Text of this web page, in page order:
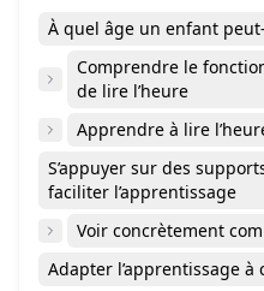
À quel âge un enfant
Comprendre le
de lire l’heure
Apprendre à lire
S’appuyer sur des
faciliter l’apprentissage
Voir concrètement
Adapter l’apprentissage